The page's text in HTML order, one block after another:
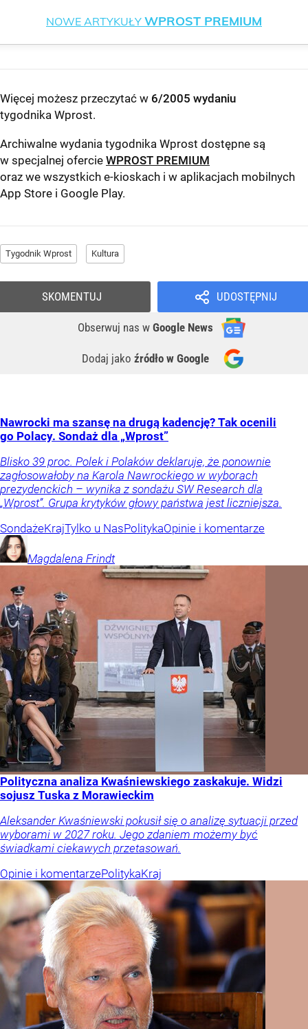
NOWE ARTYKUŁY WPROST PREMIUM
Więcej możesz przeczytać w 6/2005 wydaniu
tygodnika Wprost.
Archiwalne wydania tygodnika Wprost dostępne są
w specjalnej ofercie WPROST PREMIUM
oraz we wszystkich e-kioskach i w aplikacjach mobilnych
App Store i Google Play.
Tygodnik Wprost Kultura
UDOSTĘPNIJ
Obserwuj nas w Google News
Dodaj jako źródło w Google
SKOMENTUJ
Nawrocki ma szansę na drugą kadencję? Tak ocenili
go Polacy. Sondaż dla „Wprost”
Blisko 39 proc. Polek i Polaków deklaruje, że ponownie
zagłosowałoby na Karola Nawrockiego w wyborach
prezydenckich – wynika z sondażu SW Research dla
„Wprost”. Grupa krytyków głowy państwa jest liczniejsza.
SondażeKrajTylko u NasPolitykaOpinie i komentarze
Magdalena Frindt
Polityczna analiza Kwaśniewskiego zaskakuje. Widzi
sojusz Tuska z Morawieckim
Aleksander Kwaśniewski pokusił się o analizę sytuacji przed
wyborami w 2027 roku. Jego zdaniem możemy być
świadkami ciekawych przetasowań.
Opinie i komentarzePolitykaKraj